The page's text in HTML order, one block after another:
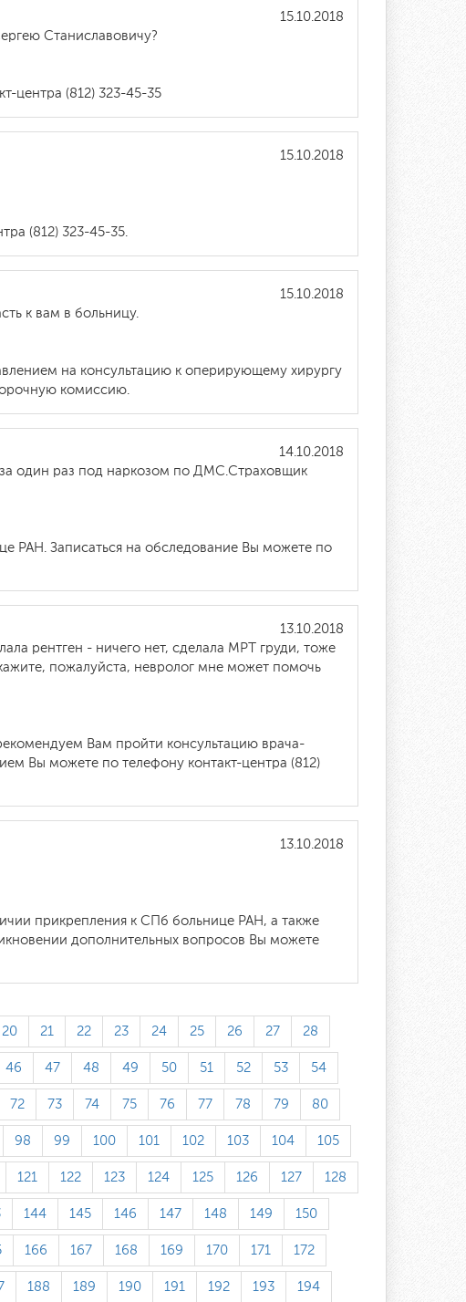
15.10.2018
Станиславовичу?
центра (812) 323-45-35
15.10.2018
(812) 323-45-35.
15.10.2018
к вам в больницу.
на консультацию к оперирующему хирургу
комиссию.
14.10.2018
один раз под наркозом по ДМС.Страховщик
РАН. Записаться на обследование Вы можете по
13.10.2018
рентген - ничего нет, сделала МРТ груди, тоже
пожалуйста, невролог мне может помочь
Вам пройти консультацию врача-
Вы можете по телефону контакт-центра (812)
13.10.2018
прикрепления к СПб больнице РАН, а также
дополнительных вопросов Вы можете
20 21 22 23 24 25 26 27 28
46 47 48 49 50 51 52 53 54
72 73 74 75 76 77 78 79 80
98 99 100 101 102 103 104 105
121 122 123 124 125 126 127 128
144 145 146 147 148 149 150
166 167 168 169 170 171 172
188 189 190 191 192 193 194